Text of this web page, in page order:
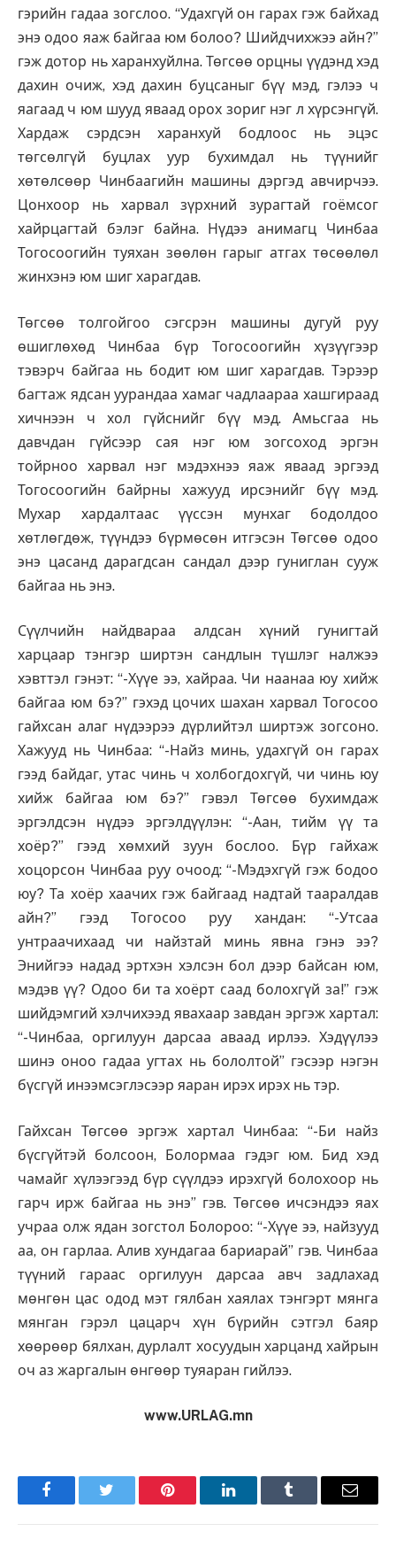
гэрийн гадаа зогслоо. “Удахгүй он гарах гэж байхад
энэ одоо яаж байгаа юм болоо? Шийдчихжээ айн?”
гэж дотор нь харанхуйлна. Төгсөө орцны үүдэнд хэд
дахин очиж, хэд дахин буцсаныг бүү мэд, гэлээ ч
яагаад ч юм шууд яваад орох зориг нэг л хүрсэнгүй.
Хардаж сэрдсэн харанхуй бодлоос нь эцэс
төгсөлгүй буцлах уур бухимдал нь түүнийг
хөтөлсөөр Чинбаагийн машины дэргэд авчирчээ.
Цонхоор нь харвал зүрхний зурагтай гоёмсог
хайрцагтай бэлэг байна. Нүдээ анимагц Чинбаа
Тогосоогийн туяхан зөөлөн гарыг атгах төсөөлөл
жинхэнэ юм шиг харагдав.
Төгсөө толгойгоо сэгсрэн машины дугуй руу
өшиглөхөд Чинбаа бүр Тогосоогийн хүзүүгээр
тэвэрч байгаа нь бодит юм шиг харагдав. Тэрээр
багтаж ядсан уурандаа хамаг чадлаараа хашгираад
хичнээн ч хол гүйснийг бүү мэд. Амьсгаа нь
давчдан гүйсээр сая нэг юм зогсоход эргэн
тойрноо харвал нэг мэдэхнээ яаж яваад эргээд
Тогосоогийн байрны хажууд ирсэнийг бүү мэд.
Мухар хардалтаас үүссэн мунхаг бодолдоо
хөтлөгдөж, түүндээ бүрмөсөн итгэсэн Төгсөө одоо
энэ цасанд дарагдсан сандал дээр гуниглан сууж
байгаа нь энэ.
Сүүлчийн найдвараа алдсан хүний гунигтай
харцаар тэнгэр ширтэн сандлын түшлэг налжээ
хэвттэл гэнэт: “-Хүүе ээ, хайраа. Чи наанаа юу хийж
байгаа юм бэ?” гэхэд цочих шахан харвал Тогосоо
гайхсан алаг нүдээрээ дүрлийтэл ширтэж зогсоно.
Хажууд нь Чинбаа: “-Найз минь, удахгүй он гарах
гээд байдаг, утас чинь ч холбогдохгүй, чи чинь юу
хийж байгаа юм бэ?” гэвэл Төгсөө бухимдаж
эргэлдсэн нүдээ эргэлдүүлэн: “-Аан, тийм үү та
хоёр?” гээд хөмхий зуун бослоо. Бүр гайхаж
хоцорсон Чинбаа руу очоод: “-Мэдэхгүй гэж бодоо
юу? Та хоёр хаачих гэж байгаад надтай тааралдав
айн?” гээд Тогосоо руу хандан: “-Утсаа
унтраачихаад чи найзтай минь явна гэнэ ээ?
Энийгээ надад эртхэн хэлсэн бол дээр байсан юм,
мэдэв үү? Одоо би та хоёрт саад болохгүй за!” гэж
шийдэмгий хэлчихээд явахаар завдан эргэж хартал:
“-Чинбаа, оргилуун дарсаа аваад ирлээ. Хэдүүлээ
шинэ оноо гадаа угтах нь бололтой” гэсээр нэгэн
бүсгүй инээмсэглэсээр яаран ирэх ирэх нь тэр.
Гайхсан Төгсөө эргэж хартал Чинбаа: “-Би найз
бүсгүйтэй болсоон, Болормаа гэдэг юм. Бид хэд
чамайг хүлээгээд бүр сүүлдээ ирэхгүй болохоор нь
гарч ирж байгаа нь энэ” гэв. Төгсөө ичсэндээ яах
учраа олж ядан зогстол Болороо: “-Хүүе ээ, найзууд
аа, он гарлаа. Алив хундагаа бариарай” гэв. Чинбаа
түүний гараас оргилуун дарсаа авч задлахад
мөнгөн цас одод мэт гялбан хаялах тэнгэрт мянга
мянган гэрэл цацарч хүн бүрийн сэтгэл баяр
хөөрөөр бялхан, дурлалт хосуудын харцанд хайрын
оч аз жаргалын өнгөөр туяаран гийлээ.
www.URLAG.mn
FacebookTwitter Pinterest LinkedInTumblr Имэйл